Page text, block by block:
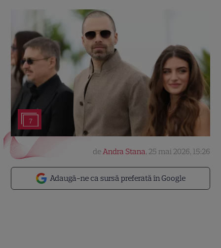
7
Adaugă-ne ca sursă preferată în Google
deAndra Stana, 25 mai 2026, 15:26